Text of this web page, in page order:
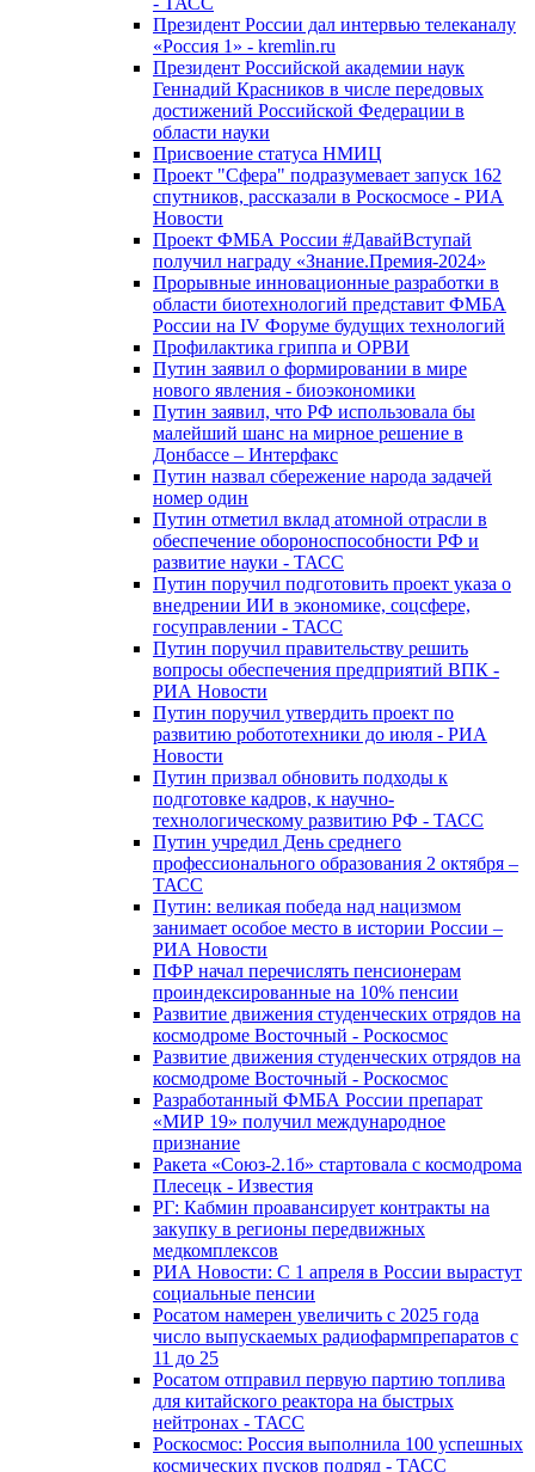
Президент России дал интервью телеканалу
«Россия 1» - kremlin.ru
Президент Российской академии наук
Геннадий Красников в числе передовых
достижений Российской Федерации в
области науки
Присвоение статуса НМИЦ
Проект "Сфера" подразумевает запуск 162
спутников, рассказали в Роскосмосе - РИА
Новости
Проект ФМБА России #ДавайВступай
получил награду «Знание.Премия-2024»
Прорывные инновационные разработки в
области биотехнологий представит ФМБА
России на IV Форуме будущих технологий
Профилактика гриппа и ОРВИ
Путин заявил о формировании в мире
нового явления - биоэкономики
Путин заявил, что РФ использовала бы
малейший шанс на мирное решение в
Донбассе – Интерфакс
Путин назвал сбережение народа задачей
номер один
Путин отметил вклад атомной отрасли в
обеспечение обороноспособности РФ и
развитие науки - ТАСС
Путин поручил подготовить проект указа о
внедрении ИИ в экономике, соцсфере,
госуправлении - ТАСС
Путин поручил правительству решить
вопросы обеспечения предприятий ВПК -
РИА Новости
Путин поручил утвердить проект по
развитию робототехники до июля - РИА
Новости
Путин призвал обновить подходы к
подготовке кадров, к научно-
технологическому развитию РФ - ТАСС
Путин учредил День среднего
профессионального образования 2 октября –
ТАСС
Путин: великая победа над нацизмом
занимает особое место в истории России –
РИА Новости
ПФР начал перечислять пенсионерам
проиндексированные на 10% пенсии
Развитие движения студенческих отрядов на
космодроме Восточный - Роскосмос
Развитие движения студенческих отрядов на
космодроме Восточный - Роскосмос
Разработанный ФМБА России препарат
«МИР 19» получил международное
признание
Ракета «Союз-2.1б» стартовала с космодрома
Плесецк - Известия
РГ: Кабмин проавансирует контракты на
закупку в регионы передвижных
медкомплексов
РИА Новости: С 1 апреля в России вырастут
социальные пенсии
Росатом намерен увеличить с 2025 года
число выпускаемых радиофармпрепаратов с
11 до 25
Росатом отправил первую партию топлива
для китайского реактора на быстрых
нейтронах - ТАСС
Роскосмос: Россия выполнила 100 успешных
космических пусков подряд - ТАСС